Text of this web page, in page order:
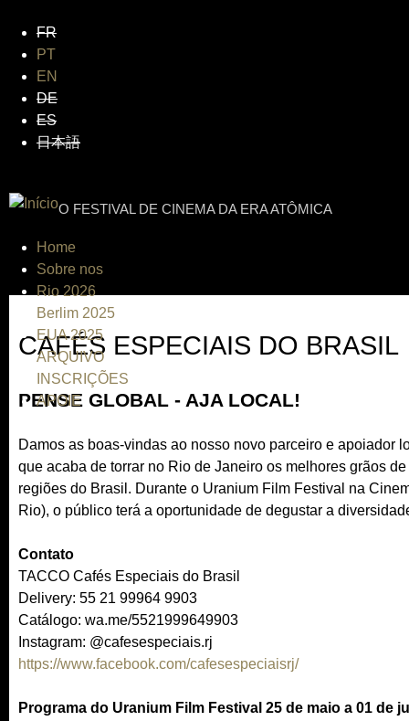
FR
PT
EN
DE
ES
日本語
O FESTIVAL DE CINEMA DA ERA ATÔMICA
CAFÉS ESPECIAIS DO BRASIL
PENSE GLOBAL - AJA LOCAL!
Damos as boas-vindas ao nosso novo parceiro e apoiador
que acaba de torrar no Rio de Janeiro os melhores grãos
regiões do Brasil. Durante o Uranium Film Festival na
Rio), o público terá a oportunidade de degustar a
Contato
TACCO Cafés Especiais do Brasil
Delivery: 55 21 99964 9903
Catálogo: wa.me/5521999649903
Instagram: @cafesespeciais.rj
https://www.facebook.com/cafesespeciaisrj/
Programa do Uranium Film Festival 25 de maio a 01 de
Home
Sobre nos
Rio 2026
Berlim 2025
EUA 2025
ARQUIVO
INSCRIÇÕES
APOIE